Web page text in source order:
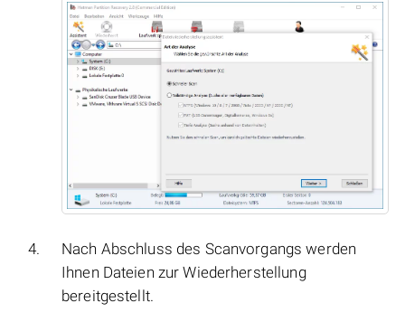
Nach Abschluss des Scanvorgangs werden
Ihnen Dateien zur Wiederherstellung
bereitgestellt.